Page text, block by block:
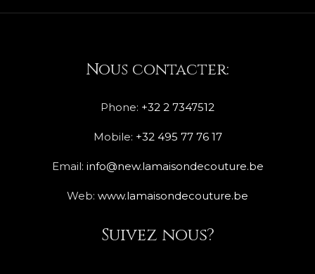
Nous contacter:
Phone: +32 2 7347512
Mobile: +32 495 77 76 17
Email: info@new.lamaisondecouture.be
Web: www.lamaisondecouture.be
Suivez nous?